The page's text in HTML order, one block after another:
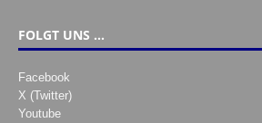
FOLGT UNS …
Facebook
X (Twitter)
Youtube